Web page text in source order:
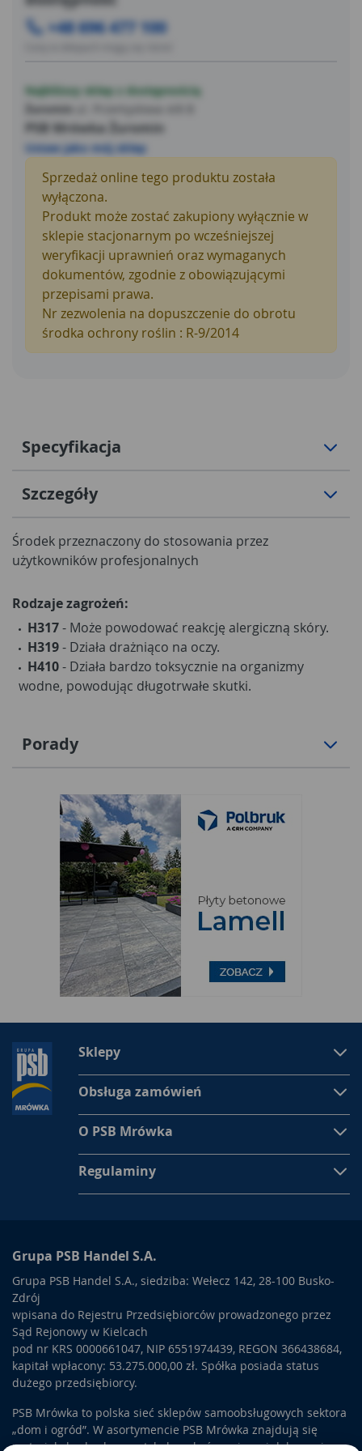
wodą. Dopełnić wodą. Dokładnie zamieszać i przystąpić
do oprysku. Zaleca się stosować preparat w okresie
+48 696 477 100
Najbliższy sklep z dostępnością
Żuromin
PSB Mrówka Żuromin
Ustaw jako mój sklep
Sprzedaż online tego produktu została
wyłączona.
Produkt może zostać zakupiony wyłącznie w
sklepie stacjonarnym po wcześniejszej
weryfikacji uprawnień oraz wymaganych
dokumentów, zgodnie z obowiązującymi
przepisami prawa.
Nr zezwolenia na dopuszczenie do obrotu
środka ochrony roślin : R-9/2014
Specyfikacja
Szczegóły
Środek przeznaczony do stosowania przez
użytkowników profesjonalnych
Rodzaje zagrożeń:
H317- Może powodować reakcję alergiczną skóry.
H319- Działa drażniąco na oczy.
H410- Działa bardzo toksycznie na organizmy
wodne, powodując długotrwałe skutki.
Porady
Sklepy
Obsługa zamówień
O PSB Mrówka
Regulaminy
Grupa PSB Handel S.A.
Grupa PSB Handel S.A., siedziba: Wełecz 142, 28-100 Busko-
Zdrój
wpisana do Rejestru Przedsiębiorców prowadzonego przez
Sąd Rejonowy w Kielcach
pod nr KRS 0000661047, NIP 6551974439, REGON 366438684,
kapitał wpłacony: 53.275.000,00 zł. Spółka posiada status
dużego przedsiębiorcy.
PSB Mrówka to polska sieć sklepów samoobsługowych sektora
„dom i ogród”. W asortymencie PSB Mrówka znajdują się
materiały budowlane, artykuły wykończeniowe i dekoracyjne,